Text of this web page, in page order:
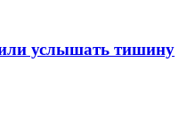
услышать тишину